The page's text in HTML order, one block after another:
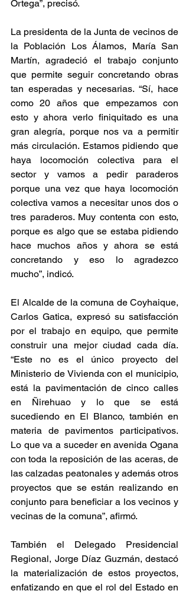
Ortega”, precisó.
La presidenta de la Junta de vecinos de
la Población Los Álamos, María San
Martín, agradeció el trabajo conjunto
que permite seguir concretando obras
tan esperadas y necesarias. “Sí, hace
como 20 años que empezamos con
esto y ahora verlo finiquitado es una
gran alegría, porque nos va a permitir
más circulación. Estamos pidiendo que
haya locomoción colectiva para el
sector y vamos a pedir paraderos
porque una vez que haya locomoción
colectiva vamos a necesitar unos dos o
tres paraderos. Muy contenta con esto,
porque es algo que se estaba pidiendo
hace muchos años y ahora se está
concretando y eso lo agradezco
mucho”, indicó.
El Alcalde de la comuna de Coyhaique,
Carlos Gatica, expresó su satisfacción
por el trabajo en equipo, que permite
construir una mejor ciudad cada día.
“Este no es el único proyecto del
Ministerio de Vivienda con el municipio,
está la pavimentación de cinco calles
en Ñirehuao y lo que se está
sucediendo en El Blanco, también en
materia de pavimentos participativos.
Lo que va a suceder en avenida Ogana
con toda la reposición de las aceras, de
las calzadas peatonales y además otros
proyectos que se están realizando en
conjunto para beneficiar a los vecinos y
vecinas de la comuna”, afirmó.
También el Delegado Presidencial
Regional, Jorge Díaz Guzmán, destacó
la materialización de estos proyectos,
enfatizando en que el rol del Estado en